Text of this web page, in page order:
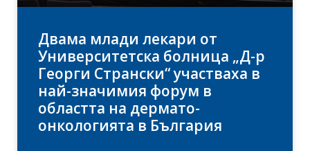
Двама млади лекари от
Университетска болница „Д-р
Георги Странски“ участваха в
най-значимия форум в
областта на дермато-
онкологията в България